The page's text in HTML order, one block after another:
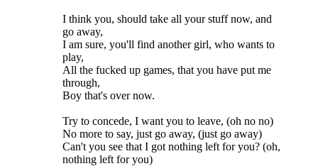
I think you, should take all your stuff now, and
go away,
I am sure, you'll find another girl, who wants to
play,
All the fucked up games, that you have put me
through,
Boy that's over now.
Try to concede, I want you to leave, (oh no no)
No more to say, just go away, (just go away)
Can't you see that I got nothing left for you? (oh,
nothing left for you)